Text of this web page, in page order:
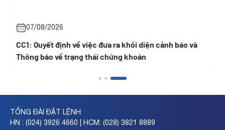
07/08/2026
CC1: Quyết định về việc đưa ra khỏi diện cảnh báo và
Thông báo về trạng thái chứng khoán
TỔNG ĐÀI ĐẶT LỆNH:
HN : (024) 3926 4660 | HCM: (028) 3821 8889